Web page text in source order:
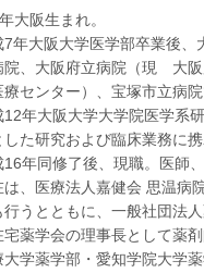
大阪生まれ。
7年大阪大学医学部卒業後、
院、大阪府立病院（現 大
療センター）、宝塚市立病
12年大阪大学大学院医学系
した研究および臨床業務に
16年同修了後、現職。医師
は、医療法人嘉健会 思温病
行うとともに、一般社団法
宅薬学会の理事長として薬
大学薬学部・愛知学院大学